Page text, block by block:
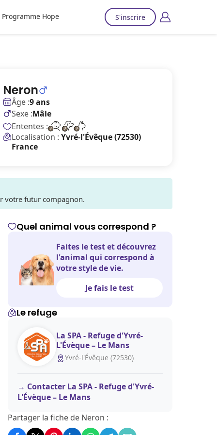
Programme Hope S'inscrire
Neron
Âge :9 ans
Sexe :Mâle
Ententes :
Localisation : Yvré-l'Évêque (72530)
France
votre futur compagnon.
Quel animal vous correspond ?
Faites le test et découvrez
l'animal qui correspond à
votre style de vie.
Je fais le test
Le refuge
La SPA - Refuge d'Yvré-
L'Évèque – Le Mans
Yvré-l'Évêque (72530)
Contacter La SPA - Refuge d'Yvré-
L'Évèque – Le Mans
Partager la fiche de Neron :